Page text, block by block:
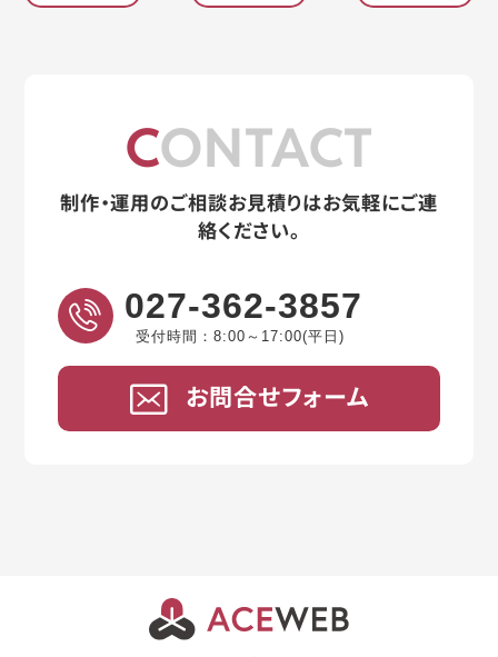
CONTACT
制作・運用のご相談お見積りはお気軽にご連
絡ください。
027-362-3857
受付時間：8:00～17:00(平日)
お問合せフォーム